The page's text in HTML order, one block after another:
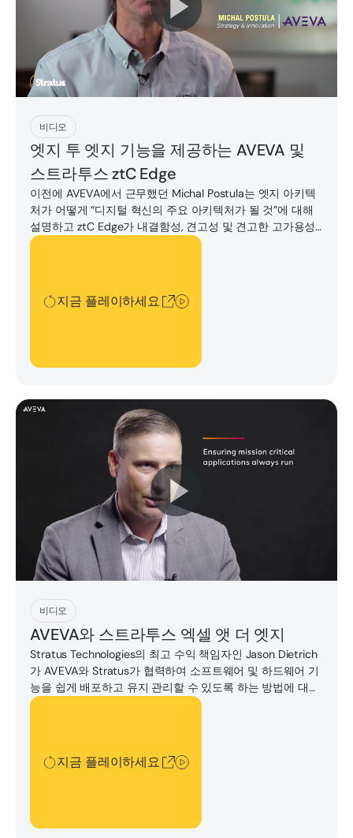
비디오
엣지 투 엣지 기능을 제공하는 AVEVA 및
스트라투스 ztC Edge
이전에 AVEVA에서 근무했던 Michal Postula는 엣지 아키텍
처가 어떻게 “디지털 혁신의 주요 아키텍처가 될 것”에 대해
설명하고 ztC Edge가 내결함성, 견고성 및 견고한 고가용성
을 제공하는 방법을 자세히 설명합니다.
지금 플레이하세요
지금 플레이하세요
지금 플레이하세요
비디오
AVEVA와 스트라투스 엑셀 앳 더 엣지
Stratus Technologies의 최고 수익 책임자인 Jason Dietrich
가 AVEVA와 Stratus가 협력하여 소프트웨어 및 하드웨어 기
능을 쉽게 배포하고 유지 관리할 수 있도록 하는 방법에 대해
설명합니다.Stratus는 단순하고 보호되며 자율적인 제로 터
지금 플레이하세요
지금 플레이하세요
지금 플레이하세요